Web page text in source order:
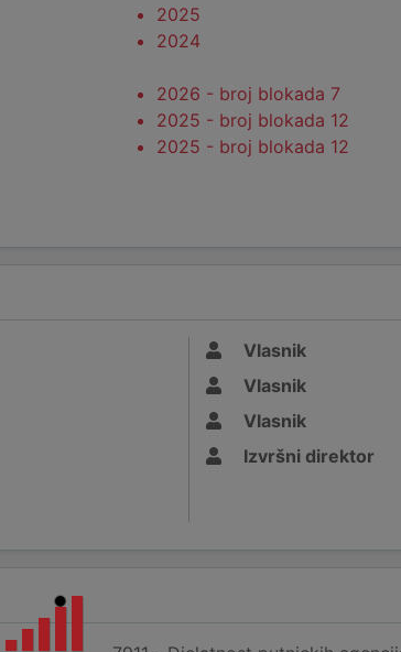
2025
2024
2026 - broj blokada 7
2025 - broj blokada 12
2025 - broj blokada 12
Vlasnik
Vlasnik
Vlasnik
Izvršni direktor